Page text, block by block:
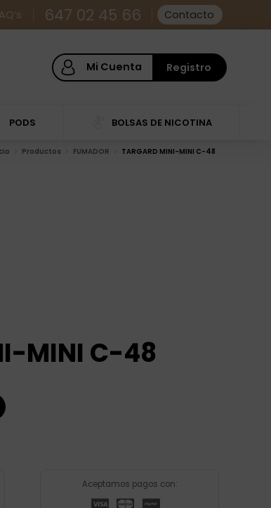
647 02 45 66 Contacto
Mi Cuenta Registro
PODS BOLSAS DE NICOTINA
Productos FUMADOR TARGARD MINI-MINI C-48
MINI C-48
Aceptamos pagos con: